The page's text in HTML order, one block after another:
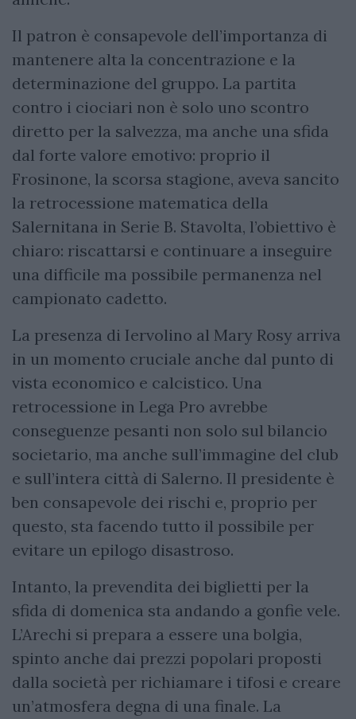
Il patron è consapevole dell’importanza di
mantenere alta la concentrazione e la
determinazione del gruppo. La partita
contro i ciociari non è solo uno scontro
diretto per la salvezza, ma anche una sfida
dal forte valore emotivo: proprio il
Frosinone, la scorsa stagione, aveva sancito
la retrocessione matematica della
Salernitana in Serie B. Stavolta, l’obiettivo è
chiaro: riscattarsi e continuare a inseguire
una difficile ma possibile permanenza nel
campionato cadetto.
La presenza di Iervolino al Mary Rosy arriva
in un momento cruciale anche dal punto di
vista economico e calcistico. Una
retrocessione in Lega Pro avrebbe
conseguenze pesanti non solo sul bilancio
societario, ma anche sull’immagine del club
e sull’intera città di Salerno. Il presidente è
ben consapevole dei rischi e, proprio per
questo, sta facendo tutto il possibile per
evitare un epilogo disastroso.
Intanto, la prevendita dei biglietti per la
sfida di domenica sta andando a gonfie vele.
L’Arechi si prepara a essere una bolgia,
spinto anche dai prezzi popolari proposti
dalla società per richiamare i tifosi e creare
un’atmosfera degna di una finale. La